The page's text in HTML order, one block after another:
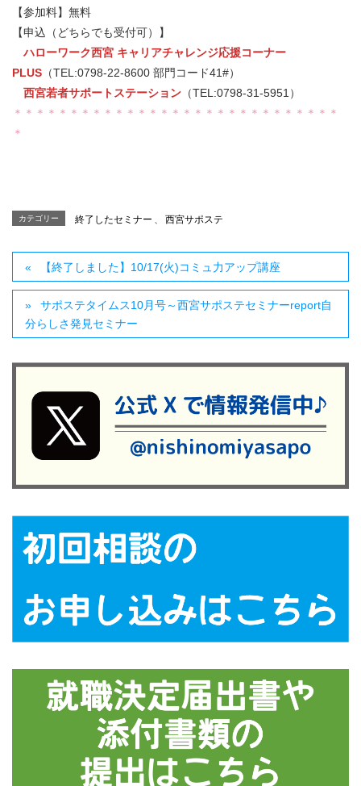
【参加料】無料
【申込（どちらでも受付可）】
ハローワーク西宮 キャリアチャレンジ応援コーナー
PLUS （TEL:0798-22-8600 部門コード41#）
西宮若者サポートステーション （TEL:0798-31-5951）
＊＊＊＊＊＊＊＊＊＊＊＊＊＊＊＊＊＊＊＊＊＊＊＊＊＊＊＊＊
＊
カテゴリー 終了したセミナー 、 西宮サポステ
【終了しました】10/17(火)コミュ力アップ講座
サポステタイムス10月号～西宮サポステセミナーreport自
分らしさ発見セミナー